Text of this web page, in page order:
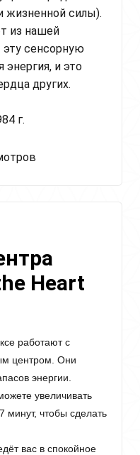
жизненной силы).
из нашей
сенсорную
энергия, и это
других.
г.
Heart
работают с
центром. Они
энергии.
увеличивать
минут, чтобы сделать
вас в спокойное